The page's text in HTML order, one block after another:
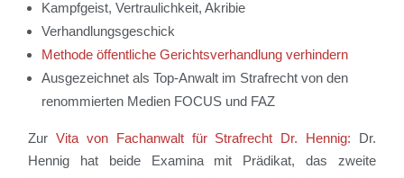
Kampfgeist, Vertraulichkeit, Akribie
Verhandlungsgeschick
Methode öffentliche Gerichtsverhandlung verhindern
Ausgezeichnet als Top-Anwalt im Strafrecht von den
renommierten Medien FOCUS und FAZ
ZurVita von Fachanwalt für Strafrecht Dr. Hennig: Dr.
Hennig hat beide Examina mit Prädikat, das zweite